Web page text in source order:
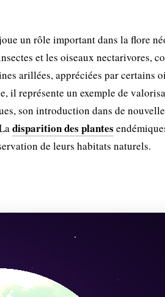
un rôle important dans la flore
et les oiseaux nectarivores,
arillées, appréciées par certains
il représente un exemple de
son introduction dans de
disparition des plantes
de leurs habitats naturels.